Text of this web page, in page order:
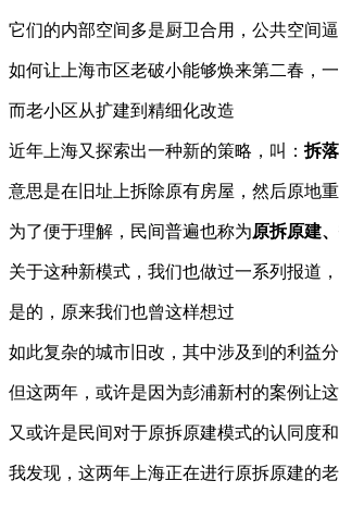
它们的内部空间多是厨卫合用，公共空间
如何让上海市区老破小能够焕来第二春，
而老小区从扩建到精细化改造
近年上海又探索出一种新的策略，叫： 拆
意思是在旧址上拆除原有房屋，然后原地
为了便于理解，民间普遍也称为原拆原建
关于这种新模式，我们也做过一系列报道
是的，原来我们也曾这样想过
如此复杂的城市旧改，其中涉及到的利益
但这两年，或许是因为彭浦新村的案例让
又或许是民间对于原拆原建模式的认同度
我发现，这两年上海正在进行原拆原建的